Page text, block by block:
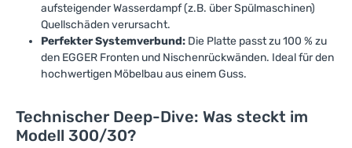
aufsteigender Wasserdampf (z.B. über Spülmaschinen)
Quellschäden verursacht.
Perfekter Systemverbund: Die Platte passt zu 100 % zu
den EGGER Fronten und Nischenrückwänden. Ideal für den
hochwertigen Möbelbau aus einem Guss.
Technischer Deep-Dive: Was steckt im
Modell 300/30?